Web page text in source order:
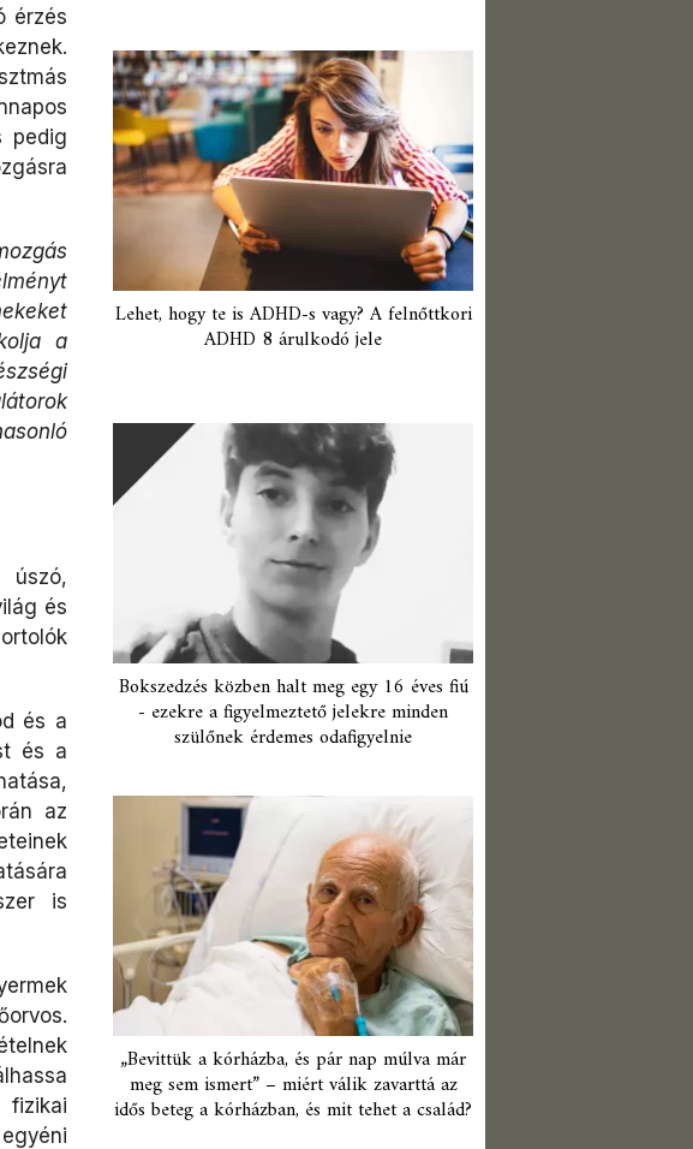
érzés
pedig
a
úszó,
és
és a
és a
az
is
Lehet, hogy te is ADHD-s vagy? A felnőttkori
ADHD 8 árulkodó jele
Bokszedzés közben halt meg egy 16 éves fiú
- ezekre a figyelmeztető jelekre minden
szülőnek érdemes odafigyelnie
„Bevittük a kórházba, és pár nap múlva már
meg sem ismert” – miért válik zavarttá az
idős beteg a kórházban, és mit tehet a család?